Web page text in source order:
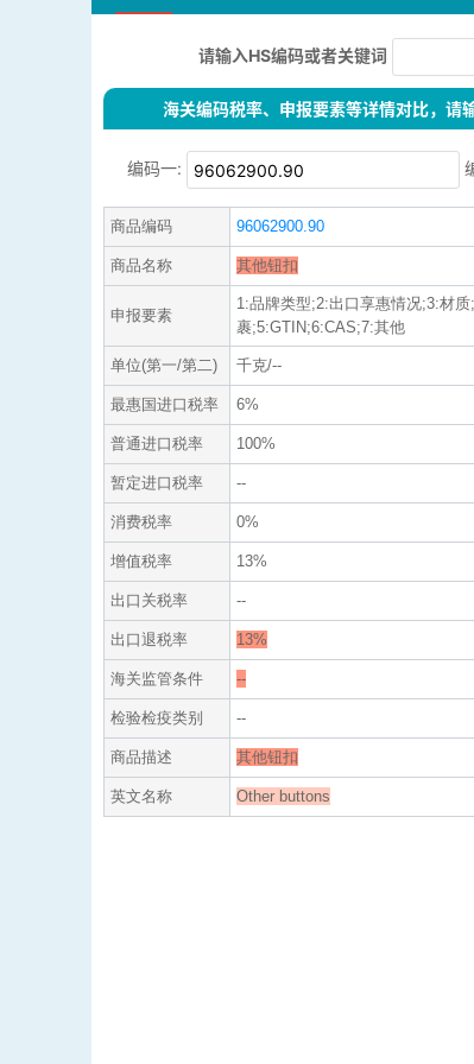
请输入HS编码或者关键词
海关编码税率、申报要素等详情对比，请
编码一:
商品编码 96062900.90
商品名称 其他钮扣
申报要素
1:品牌类型;2:出口享惠情况;3:材
裹;5:GTIN;6:CAS;7:其他
单位(第一/第二) 千克/--
最惠国进口税率 6%
普通进口税率 100%
暂定进口税率 --
消费税率 0%
增值税率 13%
出口关税率 --
出口退税率 13%
海关监管条件 --
检验检疫类别 --
商品描述 其他钮扣
英文名称 Other buttons